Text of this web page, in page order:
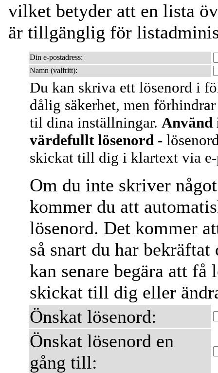
vilket betyder att en lista
är tillgänglig för
Din e-postadress:
Namn (valfritt):
Du kan skriva ett lösenord i
dålig säkerhet, men
til dina inställningar. Använd
värdefullt lösenord -
skickat till dig i klartext via e-
Om du inte skriver
kommer du att
lösenord. Det kommer
så snart du har
kan senare begära att få
skickat till dig eller
Önskat lösenord:
Önskat lösenord en
gång till: